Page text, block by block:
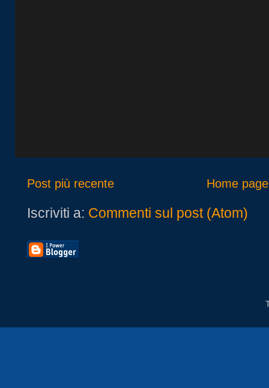
Post più recente Home page
Iscriviti a: Commenti sul post (Atom)